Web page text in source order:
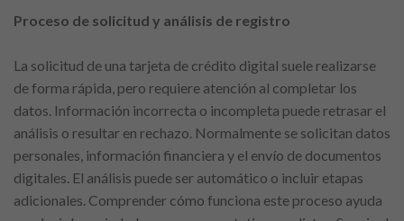
Proceso de solicitud y análisis de registro
La solicitud de una tarjeta de crédito digital suele realizarse
de forma rápida, pero requiere atención al completar los
datos. Información incorrecta o incompleta puede retrasar el
análisis o resultar en rechazo. Normalmente se solicitan datos
personales, información financiera y el envío de documentos
digitales. El análisis puede ser automático o incluir etapas
adicionales. Comprender cómo funciona este proceso ayuda